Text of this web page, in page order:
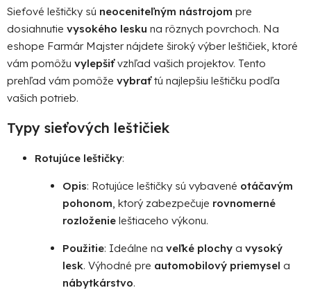
a
c
i
e
p
k
y
p
i
s
u
Sieťové leštičky sú neoceniteľným nástrojom pre
dosiahnutie vysokého lesku na rôznych povrchoch. Na
eshope Farmár Majster nájdete široký výber leštičiek, ktoré
vám pomôžu vylepšiťvzhľad vašich projektov. Tento
prehľad vám pomôže vybraťtú najlepšiu leštičku podľa
vašich potrieb.
Typy sieťových leštičiek
Rotujúce leštičky:
Opis: Rotujúce leštičky sú vybavené otáčavým
pohonom , ktorý zabezpečuje rovnomerné
rozloženie leštiaceho výkonu.
Použitie: Ideálne na veľké plochy a vysoký
lesk. Výhodné pre automobilový priemysel a
nábytkárstvo.